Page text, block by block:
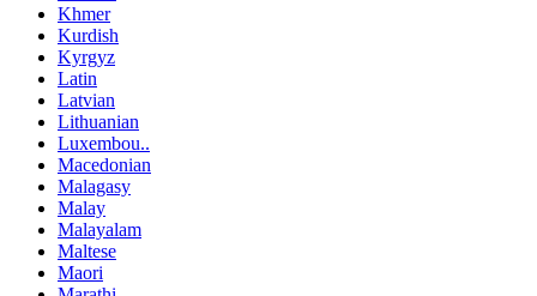
Khmer
Kurdish
Kyrgyz
Latin
Latvian
Lithuanian
Luxembou..
Macedonian
Malagasy
Malay
Malayalam
Maltese
Maori